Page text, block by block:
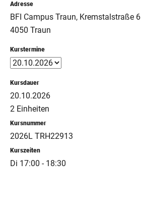
Adresse
BFI Campus Traun, Kremstalstraße 6
4050 Traun
Kurstermine
Kursdauer
20.10.2026
2 Einheiten
Kursnummer
2026L TRH22913
Kurszeiten
Di 17:00 - 18:30